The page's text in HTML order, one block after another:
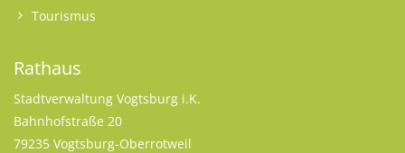
Tourismus
Rathaus
Stadtverwaltung Vogtsburg i.K.
Bahnhofstraße 20
79235 Vogtsburg-Oberrotweil